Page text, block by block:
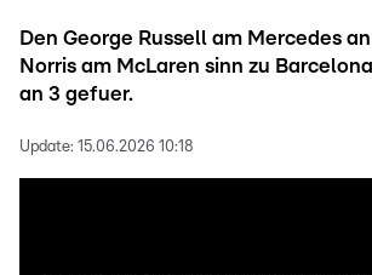
Den George Russell am Mercedes
Norris am McLaren sinn zu
an 3 gefuer.
Update: 15.06.2026 10:18